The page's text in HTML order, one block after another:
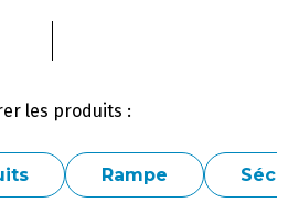
les produits :
Rampe